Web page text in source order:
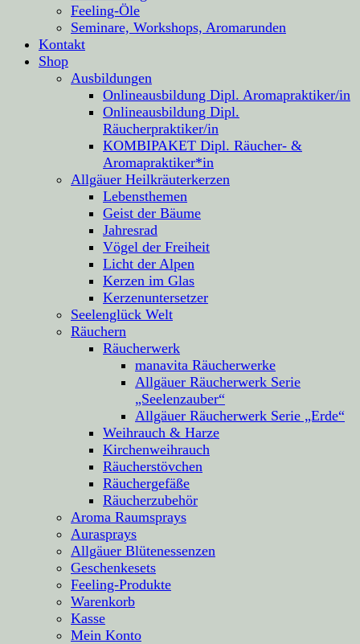
Feeling-Öle
Seminare, Workshops, Aromarunden
Kontakt
Shop
Ausbildungen
Onlineausbildung Dipl. Aromapraktiker/in
Onlineausbildung Dipl.
Räucherpraktiker/in
KOMBIPAKET Dipl. Räucher- &
Aromapraktiker*in
Allgäuer Heilkräuterkerzen
Lebensthemen
Geist der Bäume
Jahresrad
Vögel der Freiheit
Licht der Alpen
Kerzen im Glas
Kerzenuntersetzer
Seelenglück Welt
Räuchern
Räucherwerk
manavita Räucherwerke
Allgäuer Räucherwerk Serie
„Seelenzauber“
Allgäuer Räucherwerk Serie „Erde“
Weihrauch & Harze
Kirchenweihrauch
Räucherstövchen
Räuchergefäße
Räucherzubehör
Aroma Raumsprays
Aurasprays
Allgäuer Blütenessenzen
Geschenkesets
Feeling-Produkte
Warenkorb
Kasse
Mein Konto